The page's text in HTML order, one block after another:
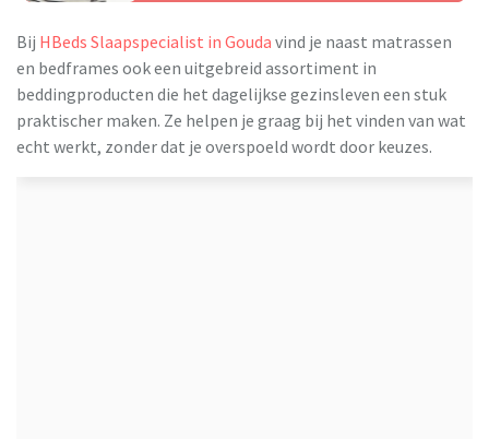
Bij HBeds Slaapspecialist in Gouda vind je naast matrassen
en bedframes ook een uitgebreid assortiment in
beddingproducten die het dagelijkse gezinsleven een stuk
praktischer maken. Ze helpen je graag bij het vinden van wat
echt werkt, zonder dat je overspoeld wordt door keuzes.